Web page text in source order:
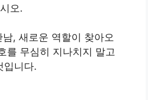
오.
, 새로운 역할이 찾아오
를 무심히 지나치지 말고
입니다.